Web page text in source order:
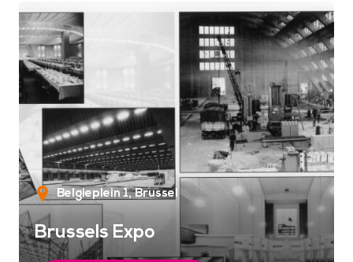
Belgieplein 1 Brussel
Brussels Expo